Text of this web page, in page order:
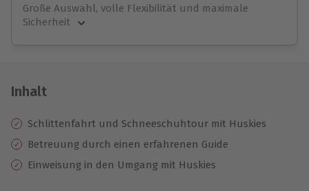
Große Auswahl, volle Flexibilität und maximale
Sicherheit
Jeder Gutschein für alle Erlebnisse einlösbar.
10 Jahre gültig & verlängerbar.
Inhalt
Schlittenfahrt und Schneeschuhtour mit Huskies
Betreuung durch einen erfahrenen Guide
Einweisung in den Umgang mit Huskies